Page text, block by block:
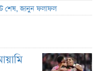
শেষ, জানুন ফলাফল